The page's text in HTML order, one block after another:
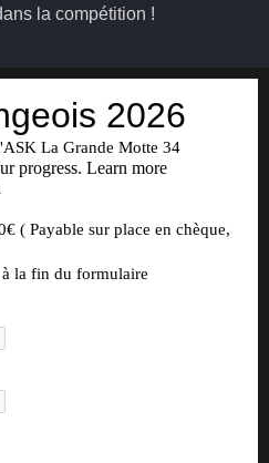
la compétition !